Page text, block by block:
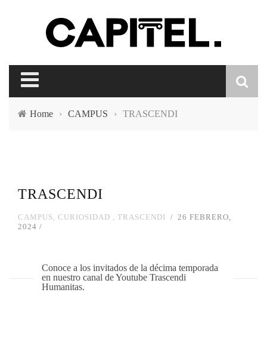
Home › CAMPUS › TRASCENDI
TRASCENDI
CAMPUS , CURIOSIDAD , TRASCENDI
26 FEBRERO,
2024
Conoce a los invitados de la décima temporada
en nuestro canal de Youtube Trascendi
Humanitas.